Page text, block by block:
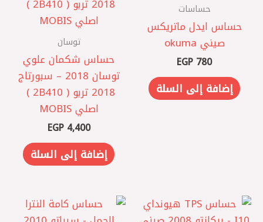
حساسات
حساس ايدل ماتريكس
صيني okuma
EGP 780
إضافة إلى السلة
توسان
حساس شكمان علوي
توسان 2018 – سبورتاج
2018 تربو ( 2B410 ) ‏
اصلي MOBIS
EGP4,400
إضافة إلى السلة